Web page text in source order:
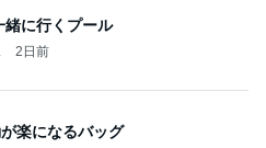
緒に行くプール
2日前
楽になるバッグ